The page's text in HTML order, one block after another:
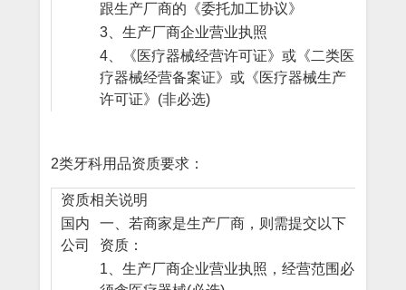
跟生产厂商的《委托加工协议》
3、生产厂商企业营业执照
4、《医疗器械经营许可证》或《二类医
疗器械经营备案证》或《医疗器械生产
许可证》(非必选)
2类牙科用品资质要求：
资质相关说明
国内
公司
一、若商家是生产厂商，则需提交以下
资质：
1、生产厂商企业营业执照，经营范围必